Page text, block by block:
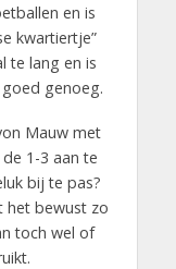
en is
kwartiertje”
te lang en is
genoeg.
Mauw met
1-3 aan te
bij te pas?
het bewust zo
toch wel of